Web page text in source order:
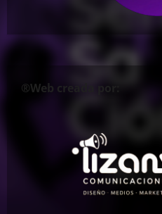
®Web creada por: